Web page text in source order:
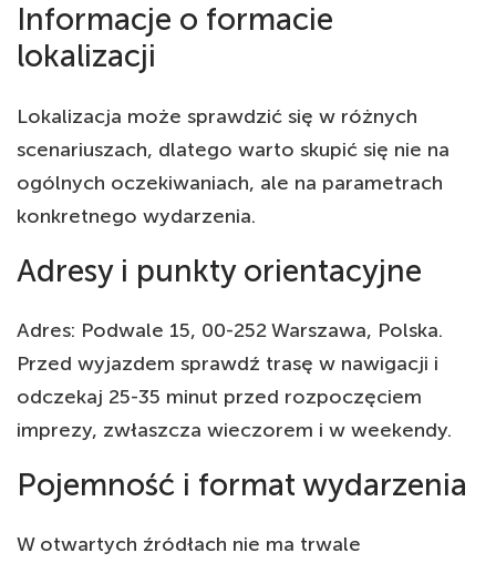
Informacje o formacie
lokalizacji
Lokalizacja może sprawdzić się w różnych
scenariuszach, dlatego warto skupić się nie na
ogólnych oczekiwaniach, ale na parametrach
konkretnego wydarzenia.
Adresy i punkty orientacyjne
Adres: Podwale 15, 00-252 Warszawa, Polska.
Przed wyjazdem sprawdź trasę w nawigacji i
odczekaj 25-35 minut przed rozpoczęciem
imprezy, zwłaszcza wieczorem i w weekendy.
Pojemność i format wydarzenia
W otwartych źródłach nie ma trwale